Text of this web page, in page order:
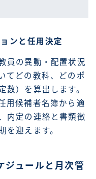
ンと任用決定
員の異動・配置状況
てどの教科、どのポ
数）を算出します。
用候補者名簿から適
内定の連絡と書類徴
を迎えます。
ジュールと月次管